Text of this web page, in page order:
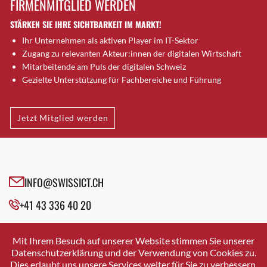
Brugg AG
Brütten
Bubendorf
Bubikon
Buchs (SG)
Bäretswil
Bülach
Cazis
Crissier
Davos Platz
Dierikon
Dietikon
FIRMENMITGLIED WERDEN
STÄRKEN SIE IHRE SICHTBARKEIT IM MARKT!
Ihr Unternehmen als aktiven Player im IT-Sektor
Zugang zu relevanten Akteur:innen der digitalen Wirtschaft
Mitarbeitende am Puls der digitalen Schweiz
Gezielte Unterstützung für Fachbereiche und Führung
Jetzt Mitglied werden
INFO@SWISSICT.CH
+41 43 336 40 20
SWISSICT
VULKANSTRASSE 120
8048 ZURICH
Mit Ihrem Besuch auf unserer Website stimmen Sie unserer
Datenschutzerklärung und der Verwendung von Cookies zu.
Dies erlaubt uns unsere Services weiter für Sie zu verbessern.